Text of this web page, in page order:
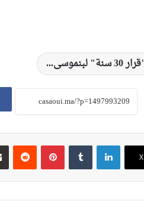
‫X
لينكدإن بينتيريست